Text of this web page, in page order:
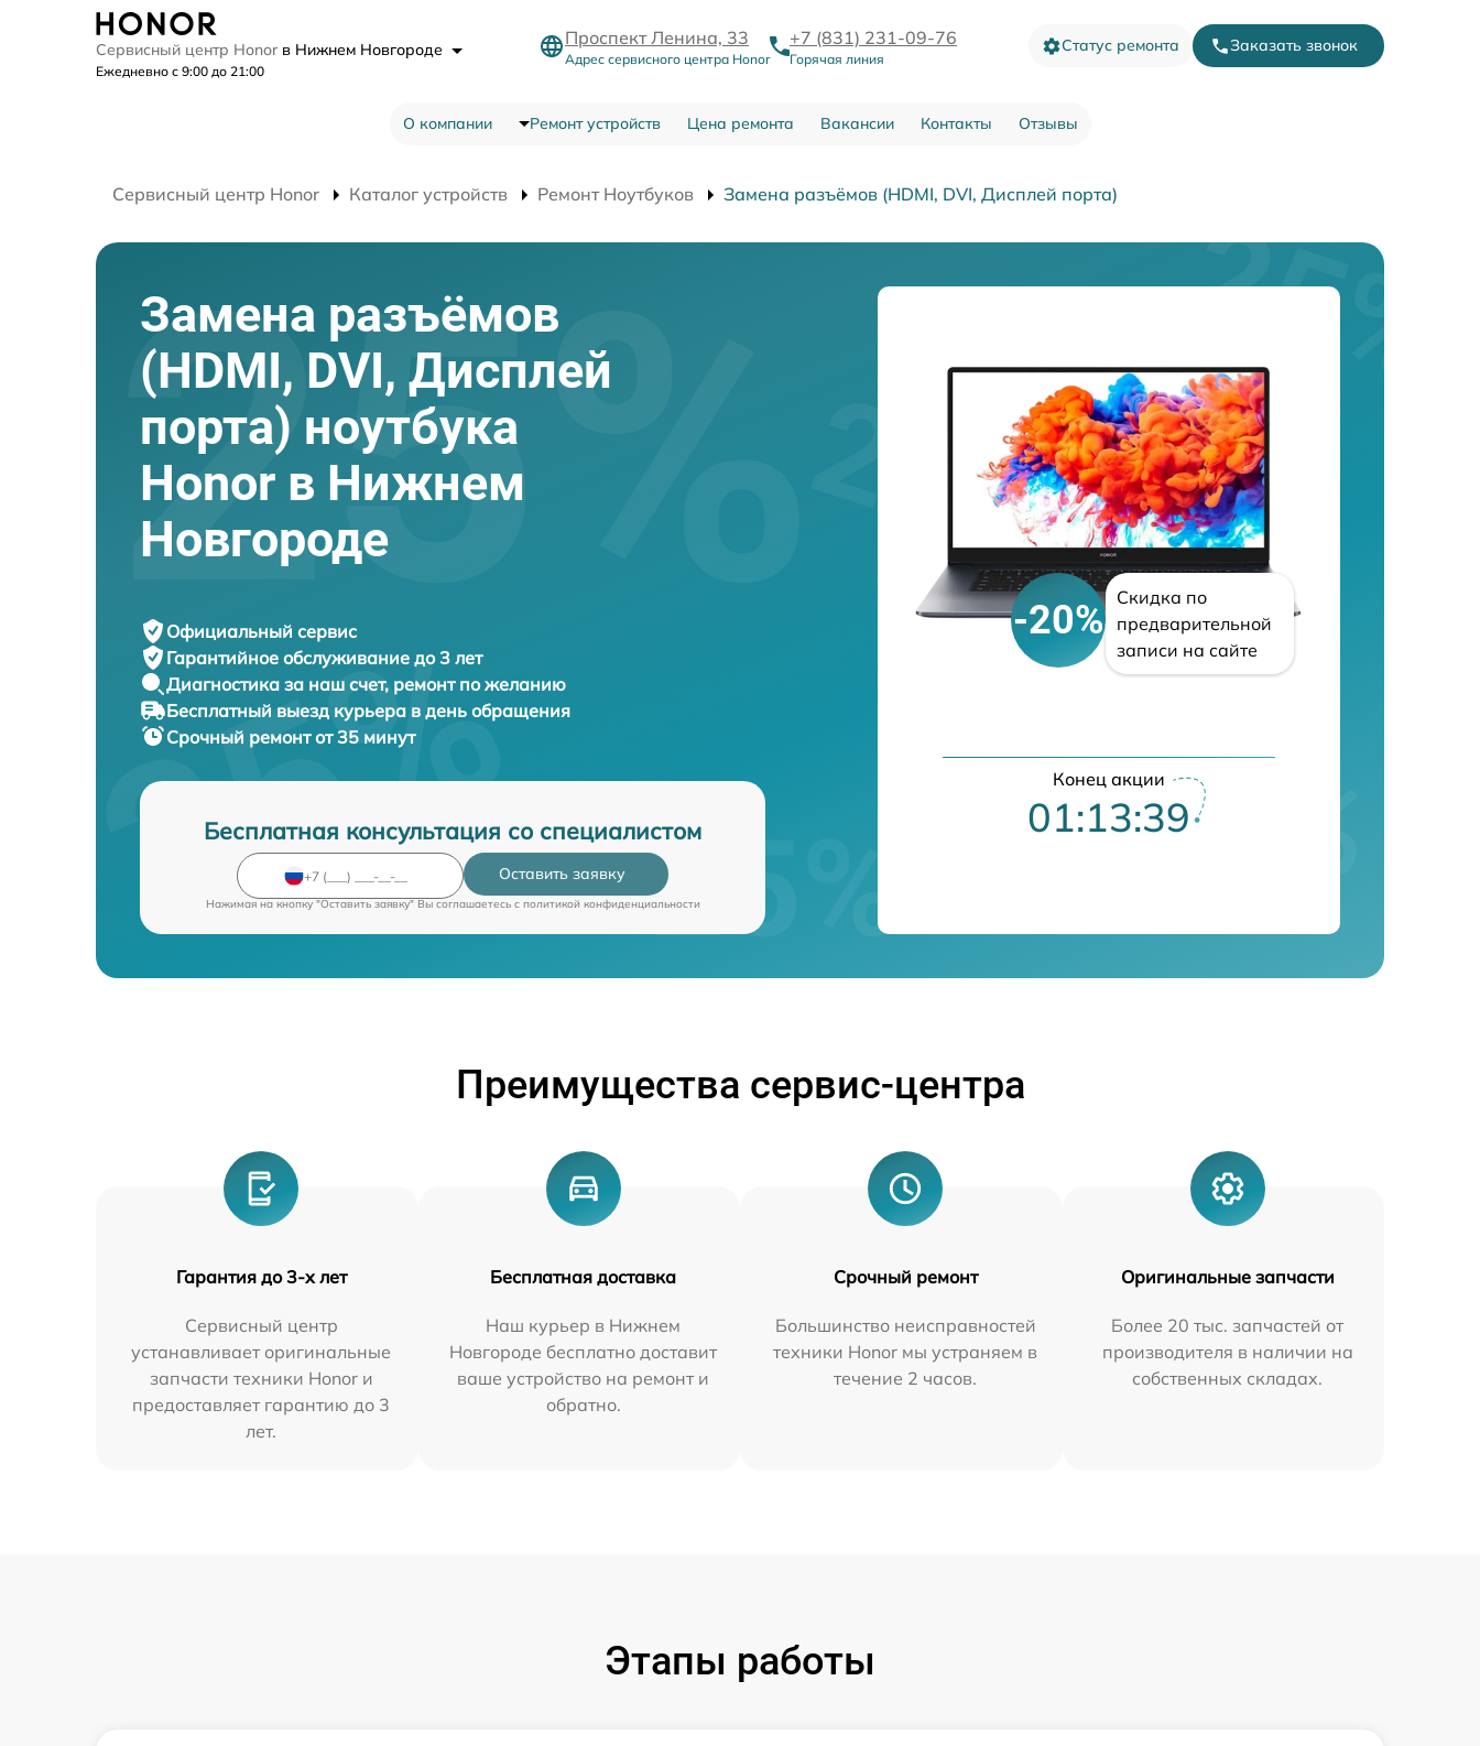
Сервисный центр Honor в Нижнем Новгороде
Ежедневно с 9:00 до 21:00
Проспект Ленина, 33
Адрес сервисного центра Honor
+7 (831) 231-09-76
Горячая линия
Статус ремонта Заказать звонок
О компании Ремонт устройств Цена ремонта Вакансии Контакты Отзывы
Сервисный центр Honor Каталог устройств Ремонт Ноутбуков Замена разъёмов (HDMI, DVI, Дисплей порта)
Замена разъёмов
(HDMI, DVI, Дисплей
порта) ноутбука
Honor в Нижнем
Новгороде
Официальный сервис
Гарантийное обслуживание до 3 лет
Диагностика за наш счет, ремонт по желанию
Бесплатный выезд курьера в день обращения
Срочный ремонтот 35 минут
Бесплатная консультация со специалистом
Оставить заявку
Нажимая на кнопку "Оставить заявку" Вы соглашаетесь c политикой конфиденциальности
-20%
Скидка по
предварительной
записи на сайте
Конец акции
01:13:38
Преимущества сервис-центра
Гарантия до 3-х лет
Сервисный центр
устанавливает оригинальные
запчасти техники Honor и
предоставляет гарантию до 3
лет.
Бесплатная доставка
Наш курьер в Нижнем
Новгороде бесплатно доставит
ваше устройство на ремонт и
обратно.
Срочный ремонт
Большинство неисправностей
техники Honor мы устраняем в
течение 2 часов.
Оригинальные запчасти
Более 20 тыс. запчастей от
производителя в наличии на
собственных складах.
Этапы работы